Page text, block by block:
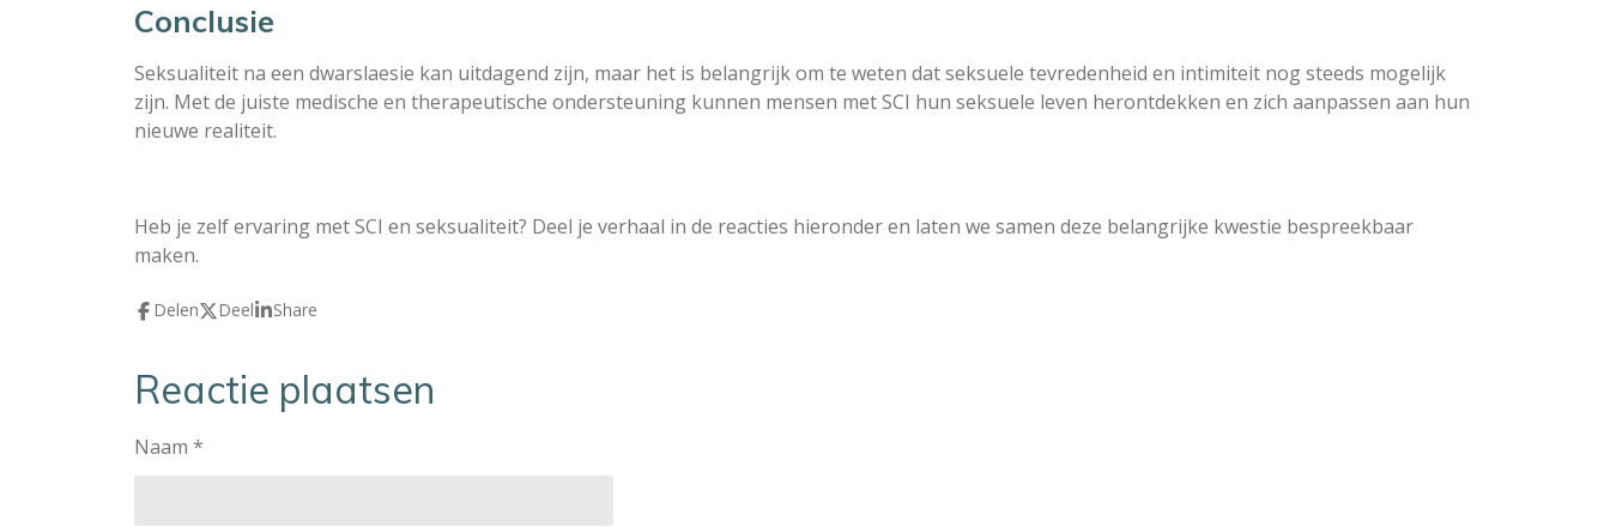
Conclusie
Seksualiteit na een dwarslaesie kan uitdagend zijn, maar het is belangrijk om te weten dat seksuele tevredenheid en intimiteit nog steeds mogelijk
zijn. Met de juiste medische en therapeutische ondersteuning kunnen mensen met SCI hun seksuele leven herontdekken en zich aanpassen aan hun
nieuwe realiteit.
Heb je zelf ervaring met SCI en seksualiteit? Deel je verhaal in de reacties hieronder en laten we samen deze belangrijke kwestie bespreekbaar
maken.
Delen Deel Share
Reactie plaatsen
Naam *